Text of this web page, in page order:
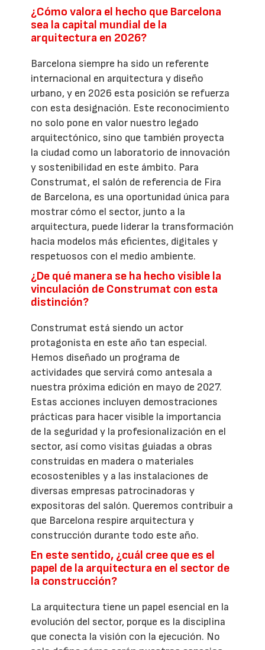
¿Cómo valora el hecho que Barcelona
sea la capital mundial de la
arquitectura en 2026?
Barcelona siempre ha sido un referente
internacional en arquitectura y diseño
urbano, y en 2026 esta posición se refuerza
con esta designación. Este reconocimiento
no solo pone en valor nuestro legado
arquitectónico, sino que también proyecta
la ciudad como un laboratorio de innovación
y sostenibilidad en este ámbito. Para
Construmat, el salón de referencia de Fira
de Barcelona, es una oportunidad única para
mostrar cómo el sector, junto a la
arquitectura, puede liderar la transformación
hacia modelos más eficientes, digitales y
respetuosos con el medio ambiente.
¿De qué manera se ha hecho visible la
vinculación de Construmat con esta
distinción?
Construmat está siendo un actor
protagonista en este año tan especial.
Hemos diseñado un programa de
actividades que servirá como antesala a
nuestra próxima edición en mayo de 2027.
Estas acciones incluyen demostraciones
prácticas para hacer visible la importancia
de la seguridad y la profesionalización en el
sector, así como visitas guiadas a obras
construidas en madera o materiales
ecosostenibles y a las instalaciones de
diversas empresas patrocinadoras y
expositoras del salón. Queremos contribuir a
que Barcelona respire arquitectura y
construcción durante todo este año.
En este sentido, ¿cuál cree que es el
papel de la arquitectura en el sector de
la construcción?
La arquitectura tiene un papel esencial en la
evolución del sector, porque es la disciplina
que conecta la visión con la ejecución. No